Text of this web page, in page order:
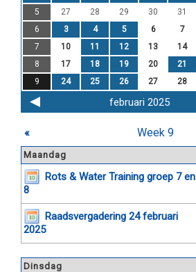
5
27 28 29 30 31
6
3 4 5 6 7
7
10 11 12 13 14
8
17 18 19 20 21
9
24 25 26 27 28
februari 2025
« Week 9
Maandag
Rots & Water Training groep 7 en
8
Raadsvergadering 24 februari
2025
Dinsdag